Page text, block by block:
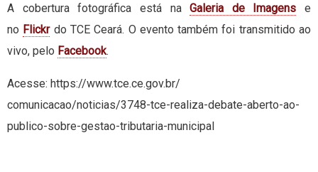
A cobertura fotográfica está naGaleria de Imagens e
no Flickrdo TCE Ceará. O evento também foi transmitido ao
vivo, pelo Facebook.
Acesse: https://www.tce.ce.gov.br/
comunicacao/noticias/3748-tce-realiza-debate-aberto-ao-
publico-sobre-gestao-tributaria-municipal